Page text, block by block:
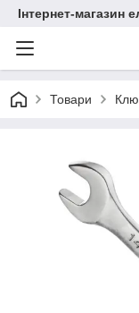
Інтернет-магазин
Товари